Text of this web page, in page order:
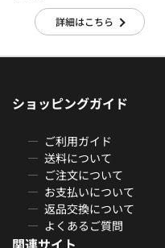
詳細はこちら
ショッピングガイド
ご利用ガイド
送料について
ご注文について
お支払いについて
返品交換について
よくあるご質問
関連サイト